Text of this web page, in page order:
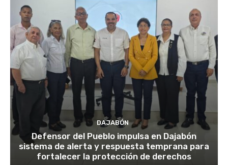
DAJABÓN
Defensor del Pueblo impulsa en Dajabón
sistema de alerta y respuesta temprana para
fortalecer la protección de derechos